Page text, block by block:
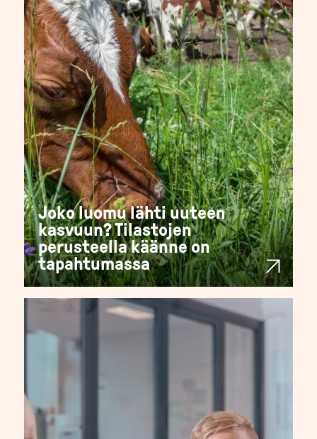
Joko luomu lähti uuteen
kasvuun? Tilastojen
perusteella käänne on
tapahtumassa